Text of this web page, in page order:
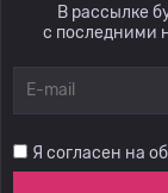
В рассылке
с последними
Я согласен на